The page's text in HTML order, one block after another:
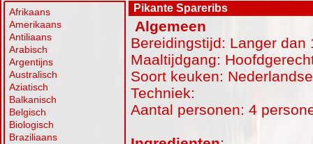
Afrikaans
Amerikaans
Antiliaans
Arabisch
Argentijns
Australisch
Aziatisch
Balkanisch
Belgisch
Biologisch
Braziliaans
Pikante Spareribs
Algemeen
Bereidingstijd: Langer dan
Maaltijdgang:
Soort keuken:
Techniek:
Aantal personen: 4